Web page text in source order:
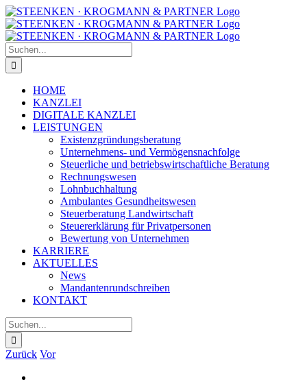
Zum
Inhalt
springen
Facebook
Instagram
Suche
nach:
HOME
KANZLEI
DIGITALE KANZLEI
LEISTUNGEN
Existenzgründungsberatung
Unternehmens- und Vermögensnachfolge
Steuerliche und betriebswirtschaftliche Beratung
Rechnungswesen
Lohnbuchhaltung
Ambulantes Gesundheitswesen
Steuerberatung Landwirtschaft
Steuererklärung für Privatpersonen
Bewertung von Unternehmen
KARRIERE
AKTUELLES
News
Mandantenrundschreiben
KONTAKT
Suche
nach:
Zurück Vor